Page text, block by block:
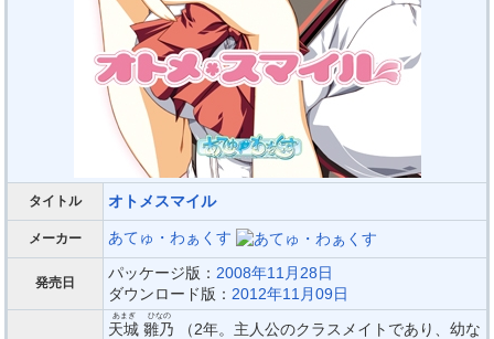
タイトル オトメスマイル
メーカー あてゅ・わぁくす
発売日
パッケージ版： 2008年11月28日
ダウンロード版： 2012年11月09日
天城
あまぎ
雛乃
ひなの
（2年。主人公のクラスメイトであり、幼な